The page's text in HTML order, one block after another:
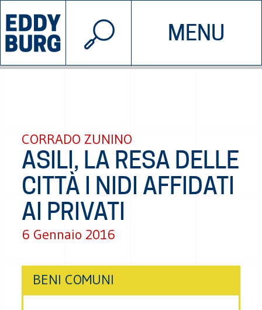
MENU
INIZIATIVE CHI SIAMO
© 2026 EDDYBURG
CORRADO ZUNINO
ASILI, LA RESA DELLE
CITTÀ I NIDI AFFIDATI
AI PRIVATI
6 Gennaio 2016
BENI COMUNI